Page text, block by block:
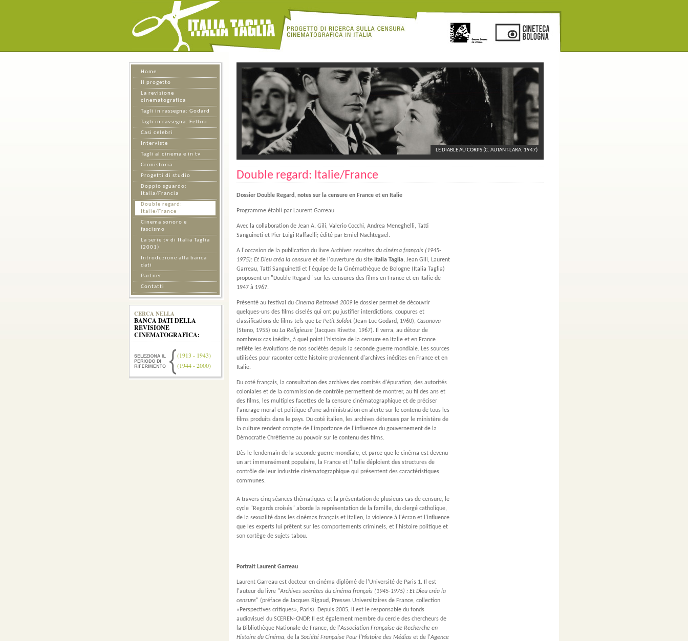
LE DIABLE AU CORPS (C. AUTANT-LARA, 1947)
Double regard: Italie/France
Dossier Double Regard, notes sur la censure en France et en Italie
Programme établi par Laurent Garreau
Avec la collaboration de Jean A. Gili, Valerio Cocchi, Andrea Meneghelli, Tatti
Sanguineti et Pier Luigi Raffaelli; édité par Emiel Nachtegael.
A l'occasion de la publication du livre Archives secrètes du cinéma français (1945-
1975): Et Dieu créa la censure et de l'ouverture du site Italia Taglia, Jean Gili, Laurent
Garreau, Tatti Sanguinetti et l'équipe de la Cinémathèque de Bologne (Italia Taglia)
proposent un "Double Regard" sur les censures des films en France et en Italie de
1947 à 1967.
Présenté au festival du Cinema Retrouvé 2009 le dossier permet de découvrir
quelques-uns des films ciselés qui ont pu justifier interdictions, coupures et
classifications de films tels que Le Petit Soldat (Jean-Luc Godard, 1960), Casanova
(Steno, 1955) ou La Religieuse (Jacques Rivette, 1967). Il verra, au détour de
nombreux cas inédits, à quel point l'histoire de la censure en Italie et en France
reflète les évolutions de nos sociétés depuis la seconde guerre mondiale. Les sources
utilisées pour raconter cette histoire proviennent d'archives inédites en France et en
Italie.
Du coté français, la consultation des archives des comités d'épuration, des autorités
coloniales et de la commission de contrôle permettent de montrer, au fil des ans et
des films, les multiples facettes de la censure cinématographique et de préciser
l'ancrage moral et politique d'une administration en alerte sur le contenu de tous les
films produits dans le pays. Du coté italien, les archives détenues par le ministère de
la culture rendent compte de l'importance de l'influence du gouvernement de la
Démocratie Chrétienne au pouvoir sur le contenu des films.
Dès le lendemain de la seconde guerre mondiale, et parce que le cinéma est devenu
un art immensément populaire, la France et l'Italie déploient des structures de
contrôle de leur industrie cinématographique qui présentent des caractéristiques
communes.
A travers cinq séances thématiques et la présentation de plusieurs cas de censure, le
cycle "Regards croisés" aborde la représentation de la famille, du clergé catholique,
de la sexualité dans les cinémas français et italien, la violence à l'écran et l'influence
que les experts lui prêtent sur les comportements criminels, et l'histoire politique et
son cortège de sujets tabou.
Portrait Laurent Garreau
Laurent Garreau est docteur en cinéma diplômé de l'Université de Paris 1. Il est
l'auteur du livre "Archives secrètes du cinéma français (1945-1975) : Et Dieu créa la
censure" (préface de Jacques Rigaud, Presses Universitaires de France, collection
«Perspectives critiques», Paris). Depuis 2005, il est le responsable du fonds
audiovisuel du SCEREN-CNDP. Il est également membre du cercle des chercheurs de
la Bibliothèque Nationale de France, de l'Association Française de Recherche en
Histoire du Cinéma, de la Société Française Pour l'Histoire des Médias et de l'Agence
Home
Il progetto
La revisione
cinematografica
Tagli in rassegna: Godard
Tagli in rassegna: Fellini
Casi celebri
Interviste
Tagli al cinema e in tv
Cronistoria
Progetti di studio
Doppio sguardo:
Italia/Francia
Double regard:
Italie/France
Cinema sonoro e
fascismo
La serie tv di Italia Taglia
(2001)
Introduzione alla banca
dati
Partner
Contatti
CERCA NELLA
BANCA DATI DELLA
REVISIONE
CINEMATOGRAFICA:
(1913 - 1943)
(1944 - 2000)